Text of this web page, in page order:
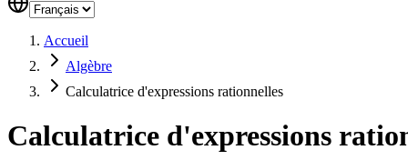
Accueil
Algèbre
Calculatrice d'expressions rationnelles
Calculatrice d'expressions